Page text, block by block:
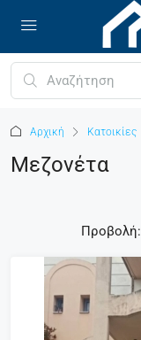
Αρχική Κατοικίες
Μεζονέτα
Προβολή: